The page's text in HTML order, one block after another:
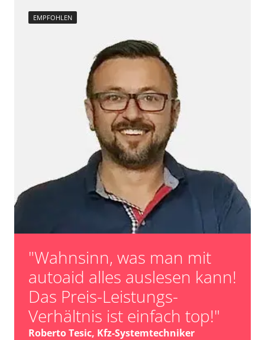
EMPFOHLEN
"Wahnsinn, was man mit
autoaid alles auslesen kann!
Das Preis-Leistungs-
Verhältnis ist einfach top!"
Roberto Tesic, Kfz-Systemtechniker